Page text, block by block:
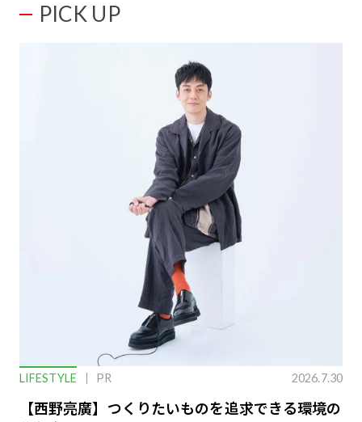
PICK UP
LIFESTYLE PR 2026.7.30
【西野亮廣】つくりたいものを追求できる環境の